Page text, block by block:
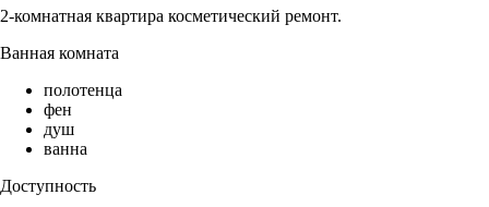
2-комнатная квартира косметический ремонт.
Ванная комната
полотенца
фен
душ
ванна
Доступность